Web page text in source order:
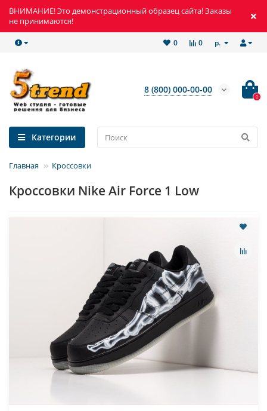
ВНИМАНИЕ! Это демонстрационный образец сайта! Заказы
не принимаются!
р.
0
0
8 (800) 000-00-00
0
Категории
Главная Кроссовки
Кроссовки Nike Air Force 1 Low